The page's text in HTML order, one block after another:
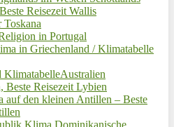
Reisezeit Wallis
in Portugal
in Griechenland / Klimatabelle
KlimatabelleAustralien
Beste Reisezeit Lybien
auf den kleinen Antillen – Beste
Klima Dominikanische